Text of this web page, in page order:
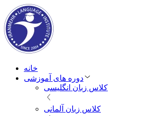
خانه
دوره های آموزشی
کلاس زبان انگلیسی
کلاس زبان آلمانی